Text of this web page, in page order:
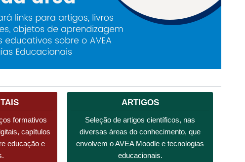
formativos
capítulos
educação e
ARTIGOS
Seleção de artigos científicos, nas
diversas áreas do conhecimento, que
envolvem o AVEA Moodle e tecnologias
educacionais.